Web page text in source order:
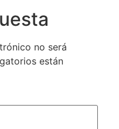
no será
están